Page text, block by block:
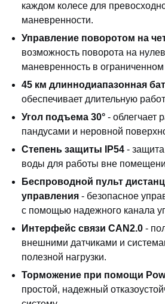
каждом колесе для
маневренности.
Управление поворотом на
возможность поворота на
маневренность в ограниченном
45 км длиннодиапазонная
обеспечивает длительную
Угол подъема 30° - облегчает
пандусами и неровной
Степень защиты IP54 -
воды для работы вне
Беспроводной пульт
управления - безопасное
с помощью надежного канала
Интерфейс связи CAN2.0 -
внешними датчиками и
полезной нагрузки.
Торможение при помощи
простой, надежный